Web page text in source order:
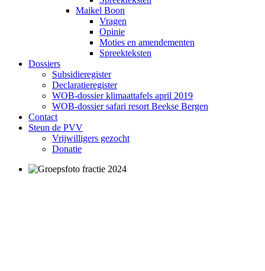
Maikel Boon
Vragen
Opinie
Moties en amendementen
Spreekteksten
Dossiers
Subsidieregister
Declaratieregister
WOB-dossier klimaattafels april 2019
WOB-dossier safari resort Beekse Bergen
Contact
Steun de PVV
Vrijwilligers gezocht
Donatie